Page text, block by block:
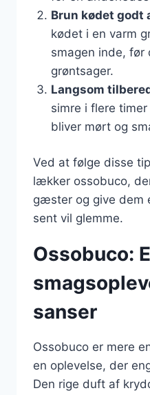
Brun kødet godt
kødet i en varm
smagen inde,
grøntsager.
Langsom
simre i flere
bliver mørt og
Ved at følge disse
lækker ossobuco,
gæster og give dem
sent vil glemme.
Ossobuco:
sanser
Ossobuco er mere
en oplevelse, der
Den rige duft af